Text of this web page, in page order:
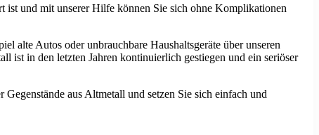
ist und mit unserer Hilfe können Sie sich ohne Komplikationen
alte Autos oder unbrauchbare Haushaltsgeräte über unseren
ist in den letzten Jahren kontinuierlich gestiegen und ein seriöser
aus Altmetall und setzen Sie sich einfach und